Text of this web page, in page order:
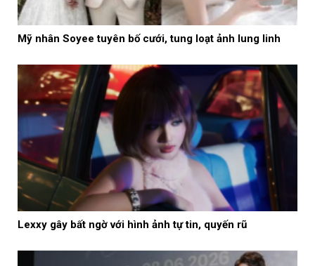
Mỹ nhân Soyee tuyên bố cưới, tung loạt ảnh lung linh
Lexxy gây bất ngờ với hình ảnh tự tin, quyến rũ